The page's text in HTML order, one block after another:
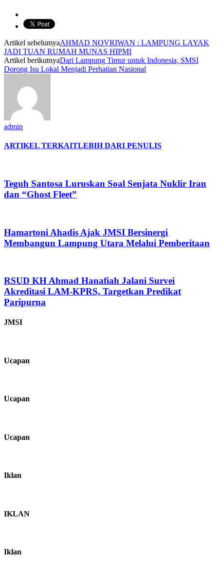
Artikel sebelumyaAHMAD NOVRIWAN : LAMPUNG LAYAK
JADI TUAN RUMAH MUNAS HIPMI
Artikel berikutnyaDari Lampung Timur untuk Indonesia, SMSI
Dorong Isu Lokal Menjadi Perhatian Nasional
admin
ARTIKEL TERKAITLEBIH DARI PENULIS
Teguh Santosa Luruskan Soal Senjata Nuklir Iran
dan “Ghost Fleet”
Hamartoni Ahadis Ajak JMSI Bersinergi
Membangun Lampung Utara Melalui Pemberitaan
RSUD KH Ahmad Hanafiah Jalani Survei
Akreditasi LAM-KPRS, Targetkan Predikat
Paripurna
JMSI
Ucapan
Ucapan
Ucapan
Iklan
IKLAN
Iklan